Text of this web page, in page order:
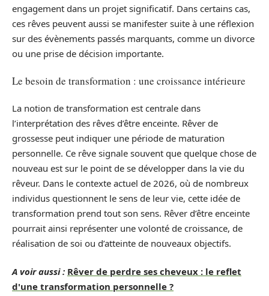
engagement dans un projet significatif. Dans certains cas,
ces rêves peuvent aussi se manifester suite à une réflexion
sur des évènements passés marquants, comme un divorce
ou une prise de décision importante.
Le besoin de transformation : une croissance intérieure
La notion de transformation est centrale dans
l’interprétation des rêves d’être enceinte. Rêver de
grossesse peut indiquer une période de maturation
personnelle. Ce rêve signale souvent que quelque chose de
nouveau est sur le point de se développer dans la vie du
rêveur. Dans le contexte actuel de 2026, où de nombreux
individus questionnent le sens de leur vie, cette idée de
transformation prend tout son sens. Rêver d’être enceinte
pourrait ainsi représenter une volonté de croissance, de
réalisation de soi ou d’atteinte de nouveaux objectifs.
A voir aussi : Rêver de perdre ses cheveux : le reflet
d'une transformation personnelle ?